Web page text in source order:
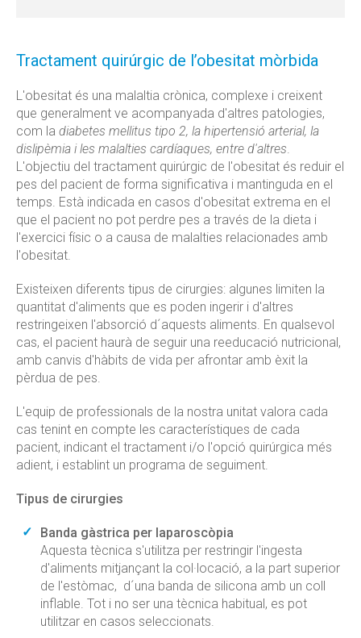
Tractament quirúrgic de l’obesitat mòrbida
L'obesitat és una malaltia crònica, complexe i creixent
que generalment ve acompanyada d'altres patologies,
com la diabetes mellitus tipo 2, la hipertensió arterial, la
dislipèmia i les malalties cardíaques, entre d'altres.
L'objectiu del tractament quirúrgic de l'obesitat és reduir el
pes del pacient de forma significativa i mantinguda en el
temps. Està indicada en casos d'obesitat extrema en el
que el pacient no pot perdre pes a través de la dieta i
l'exercici físic o a causa de malalties relacionades amb
l'obesitat.
Existeixen diferents tipus de cirurgies: algunes limiten la
quantitat d'aliments que es poden ingerir i d'altres
restringeixen l'absorció d´aquests aliments. En qualsevol
cas, el pacient haurà de seguir una reeducació nutricional,
amb canvis d'hàbits de vida per afrontar amb èxit la
pèrdua de pes.
L'equip de professionals de la nostra unitat valora cada
cas tenint en compte les característiques de cada
pacient, indicant el tractament i/o l'opció quirúrgica més
adient, i establint un programa de seguiment.
Tipus de cirurgies
Banda gàstrica per laparoscòpia
Aquesta tècnica s'utilitza per restringir l'ingesta
d'aliments mitjançant la col·locació, a la part superior
de l'estòmac, d´una banda de silicona amb un coll
inflable. Tot i no ser una tècnica habitual, es pot
utilitzar en casos seleccionats.